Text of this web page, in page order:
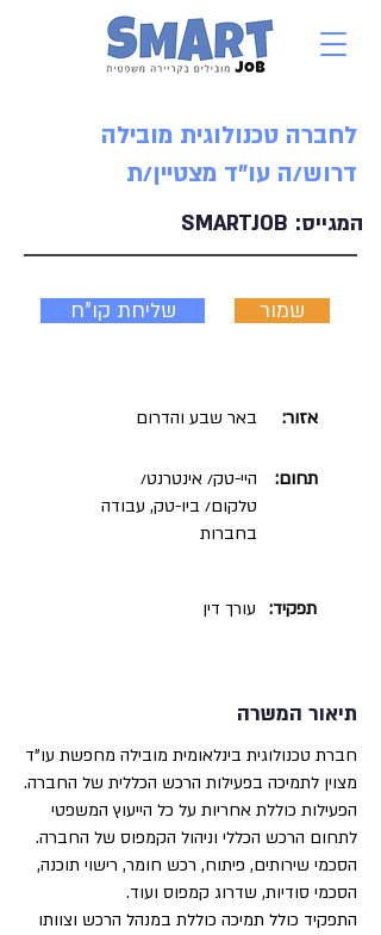
לחברה טכנולוגית מובילה
דרוש/ה עו"ד מצטיין/ת
SMARTJOB המגייס:
שליחת קו"ח שמור
באר שבע והדרום אזור:
היי-טק/ אינטרנט/
טלקום/ ביו-טק, עבודה
בחברות
תחום:
עורך דין תפקיד:
תיאור המשרה
חברת טכנולוגית בינלאומית מובילה מחפשת עו"ד
מצוין לתמיכה בפעילות הרכש הכללית של החברה.
הפעילות כוללת אחריות על כל הייעוץ המשפטי
לתחום הרכש הכללי וניהול הקמפוס של החברה.
הסכמי שירותים, פיתוח, רכש חומר, רישוי תוכנה,
הסכמי סודיות, שדרוג קמפוס ועוד.
התפקיד כולל תמיכה כוללת במנהל הרכש וצוותו